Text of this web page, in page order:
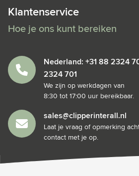
Klantenservice
Hoe je ons kunt bereiken
Nederland: +31 88 2324
2324 701
We zijn op werkdagen van
8:30 tot 17:00 uur bereikbaar.
sales@clipperinterall.nl
Laat je vraag of opmerking
contact met je op.